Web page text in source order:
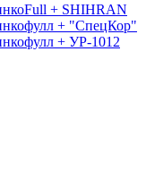
+ SHIHRAN
+ "СпецКор"
+ УР-1012